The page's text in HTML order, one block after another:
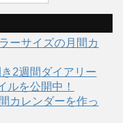
ーサイズの月間カ
2週間ダイアリー
ルを公開中！
カレンダーを作っ